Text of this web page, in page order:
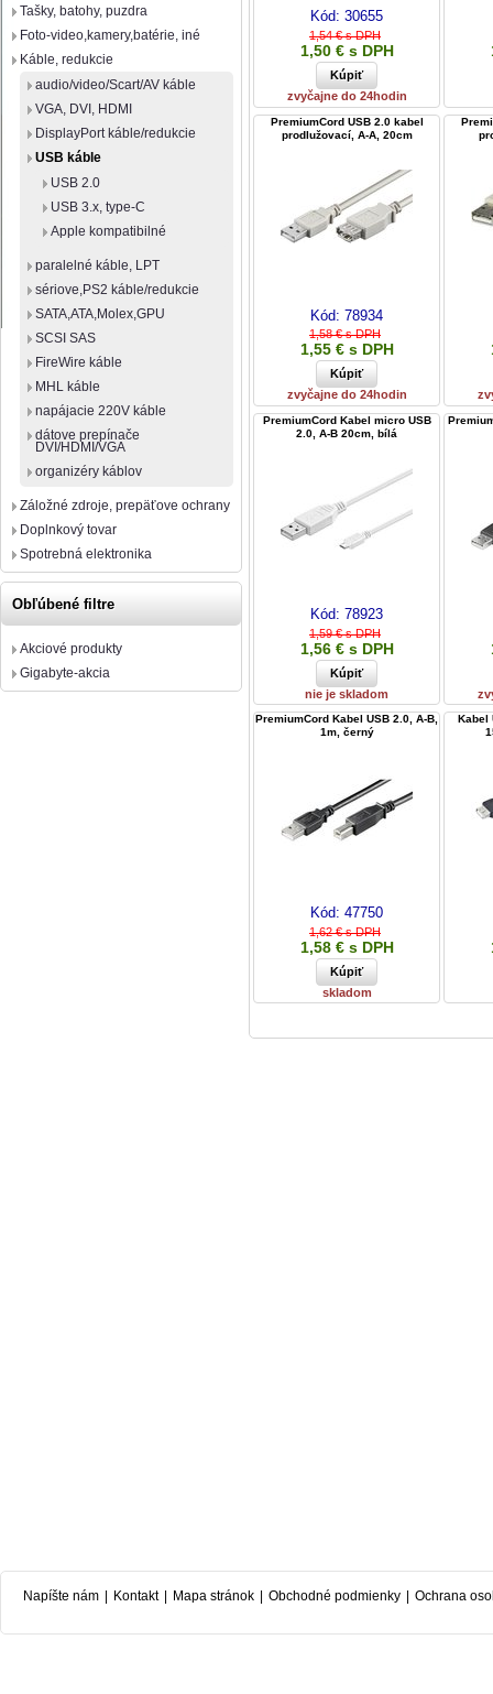
Tašky, batohy, puzdra
Foto-video,kamery,batérie, iné
Káble, redukcie
audio/video/Scart/AV káble
VGA, DVI, HDMI
DisplayPort káble/redukcie
USB káble
USB 2.0
USB 3.x, type-C
Apple kompatibilné
paralelné káble, LPT
sériove,PS2 káble/redukcie
SATA,ATA,Molex,GPU
SCSI SAS
FireWire káble
MHL káble
napájacie 220V káble
dátove prepínače
DVI/HDMI/VGA
organizéry káblov
Záložné zdroje, prepäťove ochrany
Doplnkový tovar
Spotrebná elektronika
Obľúbené filtre
Akciové produkty
Gigabyte-akcia
Kód: 30655
1,54 € s DPH
1,50 € s DPH
zvyčajne do 24hodin
PremiumCord USB 2.0 kabel
prodlužovací, A-A, 20cm
Kód: 78934
1,58 € s DPH
1,55 € s DPH
zvyčajne do 24hodin
PremiumCord Kabel micro USB
2.0, A-B 20cm, bílá
Kód: 78923
1,59 € s DPH
1,56 € s DPH
nie je skladom
PremiumCord Kabel USB 2.0, A-B,
1m, černý
Kód: 47750
1,62 € s DPH
1,58 € s DPH
skladom
Kabel
Napíšte nám Kontakt Mapa stránok Obchodné podmienky Ochrana